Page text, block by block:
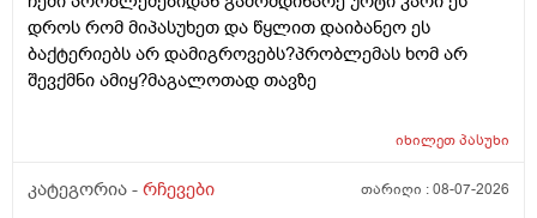
იბნის ექიმყან რომ დ ვიტამინი გაიკეთოს და უბნის
ექიმის დანიშნულებას ვენდო ის ხომ კარდიოლოგი
არაა თან დიდათ რომ ვაკვირდები არაა მცოდნე ამ
მხრივ და ვერ ვენდობი და ხომ არავნებს მამას დ
სარისკოა?მის კარდიოლოგა ვერ დავირეკავ ან
დროს რომ მიპასუხეთ და წყლით დაიბანეო ეს
ბაქტერიებს არ დამიგროვებს?პრობლემას ხომ არ
შევქმნი ამიყ?მაგალოთად თავზე
იხილეთპასუხი
კატეგორია - რჩევები თარიღი :08-07-2026